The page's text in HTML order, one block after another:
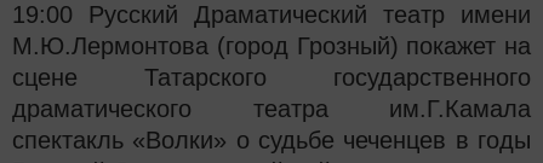
19:00 Русский Драматический театр имени
М.Ю.Лермонтова (город Грозный) покажет на
сцене Татарского государственного
драматического театра им.Г.Камала
спектакль «Волки» о судьбе чеченцев в годы